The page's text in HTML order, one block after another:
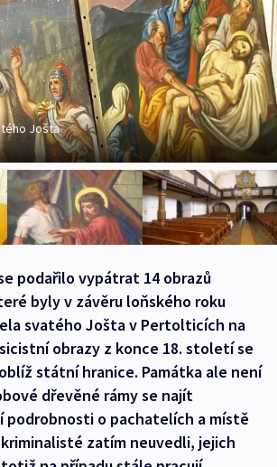
Jošta
podařilo vypátrat 14 obrazů
byly v závěru loňského roku
svatého Jošta v Pertolticích na
obrazy z konce 18. století se
státní hranice. Památka ale není
dřevěné rámy se najít
podrobnosti o pachatelích a místě
zatím neuvedli, jejich